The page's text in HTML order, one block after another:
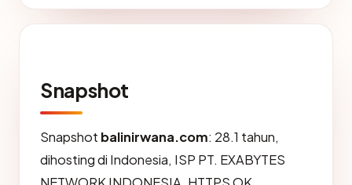
Snapshot
Snapshot balinirwana.com: 28.1 tahun,
dihosting di Indonesia, ISP PT. EXABYTES